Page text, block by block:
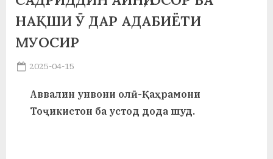
НАҚШИ Ӯ ДАР АДАБИЁТИ
МУОСИР
Posted
2025-04-15
Аввалин унвони олӣ-Қаҳрамони
Тоҷикистон ба устод дода шуд.